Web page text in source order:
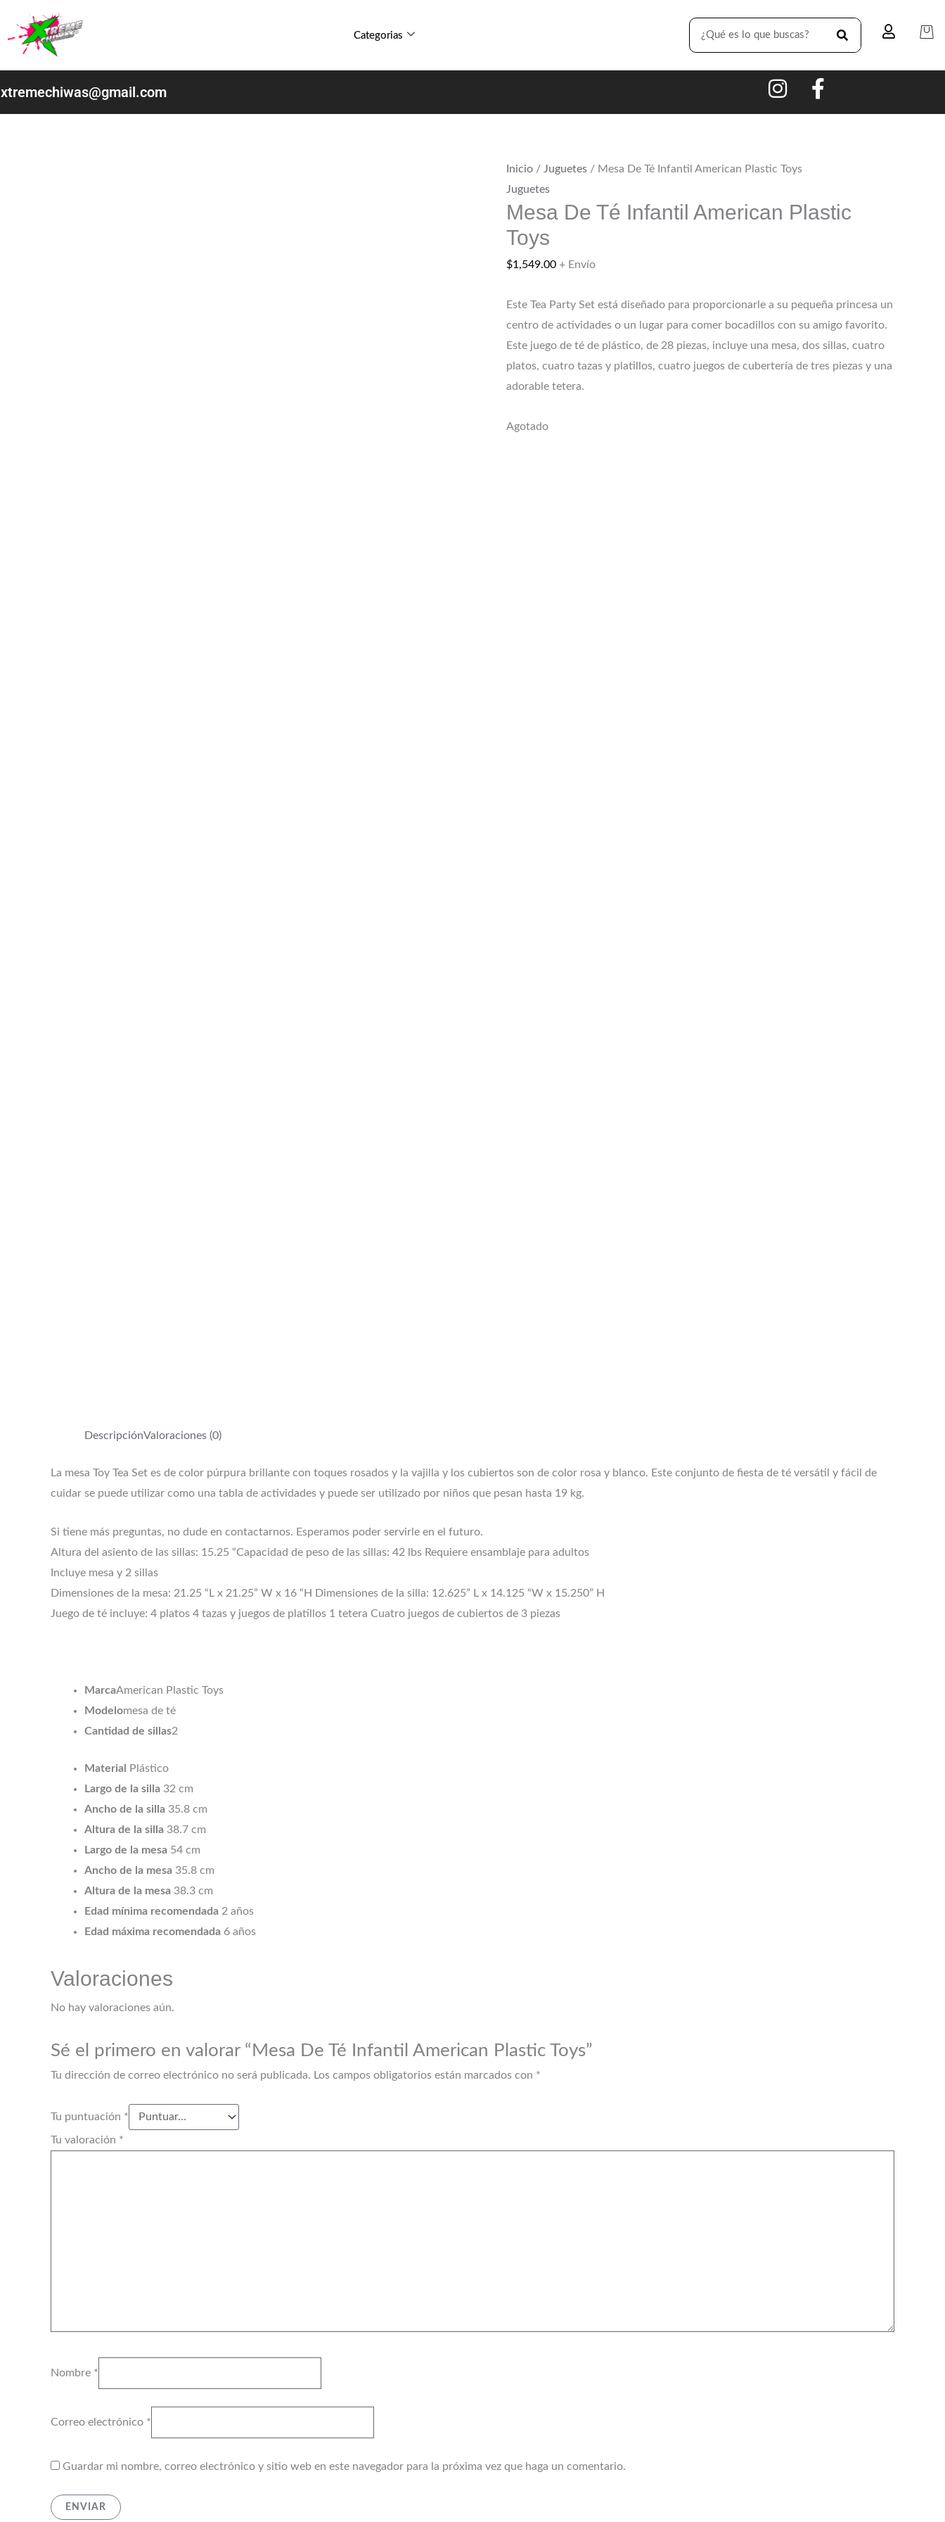
contenido
Categorias
SEARCH
xtremechiwas@gmail.com
Inicio / Juguetes / Mesa De Té Infantil American Plastic Toys
Juguetes
Mesa De Té Infantil American Plastic
Toys
$1,549.00 + Envío
Este Tea Party Set está diseñado para proporcionarle a su pequeña princesa un
centro de actividades o un lugar para comer bocadillos con su amigo favorito.
Este juego de té de plástico, de 28 piezas, incluye una mesa, dos sillas, cuatro
platos, cuatro tazas y platillos, cuatro juegos de cubertería de tres piezas y una
adorable tetera.
Agotado
DescripciónValoraciones (0)
La mesa Toy Tea Set es de color púrpura brillante con toques rosados y la vajilla y los cubiertos son de color rosa y blanco. Este conjunto de fiesta de té versátil y fácil de
cuidar se puede utilizar como una tabla de actividades y puede ser utilizado por niños que pesan hasta 19 kg.
Si tiene más preguntas, no dude en contactarnos. Esperamos poder servirle en el futuro.
Altura del asiento de las sillas: 15.25 “Capacidad de peso de las sillas: 42 lbs Requiere ensamblaje para adultos
Incluye mesa y 2 sillas
Dimensiones de la mesa: 21.25 “L x 21.25” W x 16 “H Dimensiones de la silla: 12.625” L x 14.125 “W x 15.250” H
Juego de té incluye: 4 platos 4 tazas y juegos de platillos 1 tetera Cuatro juegos de cubiertos de 3 piezas
MarcaAmerican Plastic Toys
Modelomesa de té
Cantidad de sillas2
Material
Plástico
Largo de la silla 32 cm
Ancho de la silla 35.8 cm
Altura de la silla 38.7 cm
Largo de la mesa 54 cm
Ancho de la mesa 35.8 cm
Altura de la mesa 38.3 cm
Edad mínima recomendada 2 años
Edad máxima recomendada 6 años
Valoraciones
No hay valoraciones aún.
Sé el primero en valorar “Mesa De Té Infantil American Plastic Toys”
Tu dirección de correo electrónico no será publicada. Los campos obligatorios están marcados con *
Tu puntuación *
Tu valoración *
Nombre *
Correo electrónico *
Guardar mi nombre, correo electrónico y sitio web en este navegador para la próxima vez que haga un comentario.